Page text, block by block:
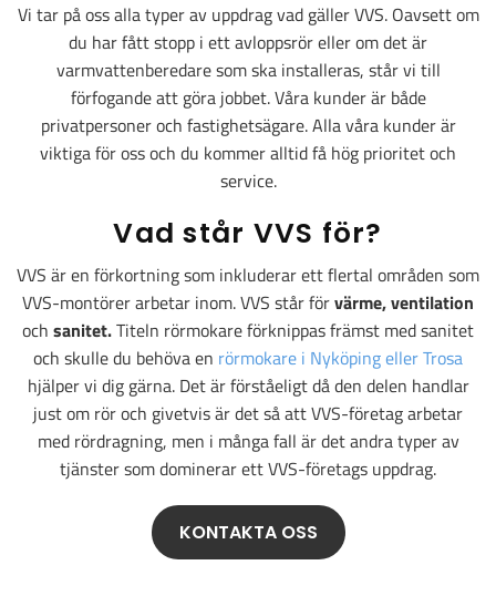
Vi tar på oss alla typer av uppdrag vad gäller VVS. Oavsett om
du har fått stopp i ett avloppsrör eller om det är
varmvattenberedare som ska installeras, står vi till
förfogande att göra jobbet. Våra kunder är både
privatpersoner och fastighetsägare. Alla våra kunder är
viktiga för oss och du kommer alltid få hög prioritet och
service.
Vad står VVS för?
VVS är en förkortning som inkluderar ett flertal områden som
VVS-montörer arbetar inom. VVS står förvärme, ventilation
och sanitet.Titeln rörmokare förknippas främst med sanitet
och skulle du behöva en rörmokare i Nyköping eller Trosa
hjälper vi dig gärna. Det är förståeligt då den delen handlar
just om rör och givetvis är det så att VVS-företag arbetar
med rördragning, men i många fall är det andra typer av
tjänster som dominerar ett VVS-företags uppdrag.
KONTAKTA OSS